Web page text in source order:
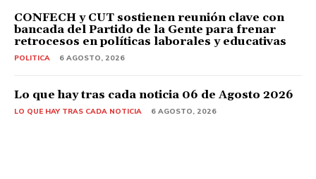
CONFECH y CUT sostienen reunión clave con
bancada del Partido de la Gente para frenar
retrocesos en políticas laborales y educativas
POLITICA 6 AGOSTO, 2026
Lo que hay tras cada noticia 06 de Agosto 2026
LO QUE HAY TRAS CADA NOTICIA 6 AGOSTO, 2026